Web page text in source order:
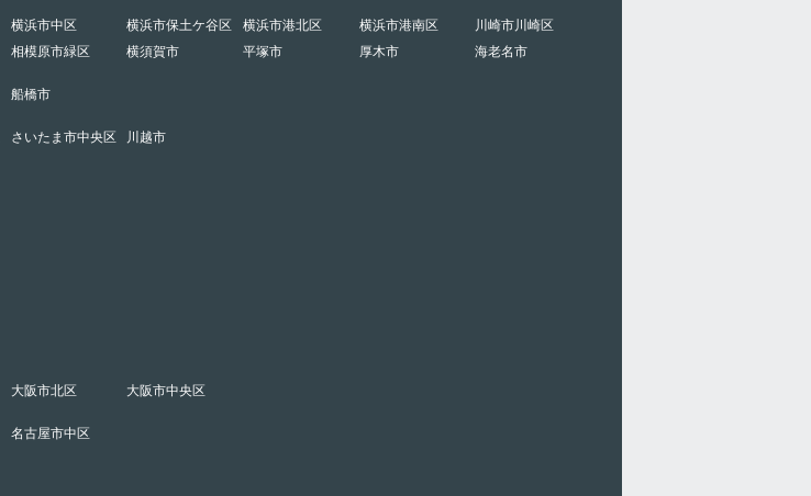
横浜市中区 横浜市保土ケ谷区 横浜市港北区 横浜市港南区
川崎市川崎区
相模原市緑区 横須賀市 平塚市 厚木市 海老名市
船橋市
さいたま市中央区 川越市
大阪市北区 大阪市中央区
名古屋市中区